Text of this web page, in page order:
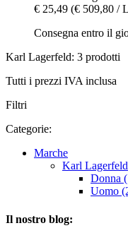
€ 25,49 (€ 509,80 /
Consegna entro il
Karl Lagerfeld: 3 prodotti
Tutti i prezzi IVA inclusa
Filtri
Categorie:
Marche
Karl Lagerfeld
Donna
Uomo
Il nostro blog: